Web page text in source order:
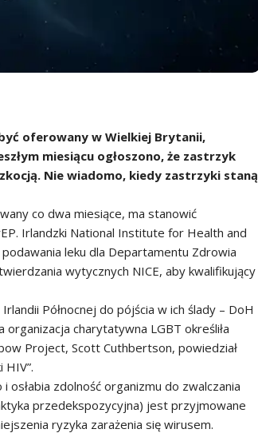
oferowany w Wielkiej Brytanii,
miesiącu ogłoszono, że zastrzyk
Nie wiadomo, kiedy zastrzyki staną
co dwa miesiące, ma stanowić
Irlandzki National Institute for Health and
leku dla Departamentu Zdrowia
wytycznych NICE, aby kwalifikujący
Północnej do pójścia w ich ślady – DoH
charytatywna LGBT określiła
Project, Scott Cuthbertson, powiedział
zdolność organizmu do zwalczania
przedekspozycyjna) jest przyjmowane
ryzyka zarażenia się wirusem.